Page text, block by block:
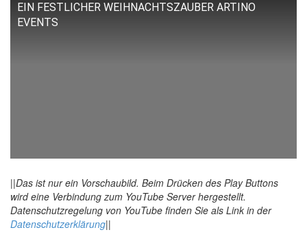
EIN FESTLICHER WEIHNACHTSZAUBER ARTINO
EVENTS
||Das ist nur ein Vorschaubild. Beim Drücken des Play Buttons
wird eine Verbindung zum YouTube Server hergestellt.
Datenschutzregelung von YouTube finden Sie als Link in der
Datenschutzerklärung||